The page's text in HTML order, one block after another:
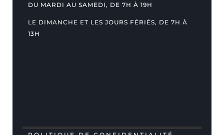
DU MARDI AU SAMEDI, DE 7H À 19H
LE DIMANCHE ET LES JOURS FÉRIÉS, DE 7H À
13H